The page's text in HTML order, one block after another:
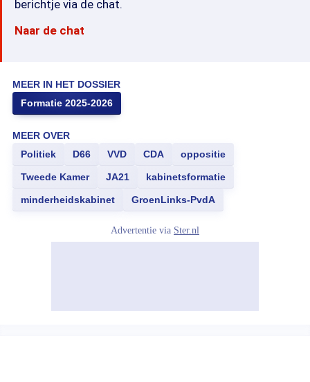
berichtje via de chat.
Naar de chat
MEER IN HET DOSSIER
Formatie 2025-2026
MEER OVER
Politiek
D66 VVD CDA oppositie
Tweede Kamer JA21 kabinetsformatie
minderheidskabinet GroenLinks-PvdA
Advertentie via Ster.nl